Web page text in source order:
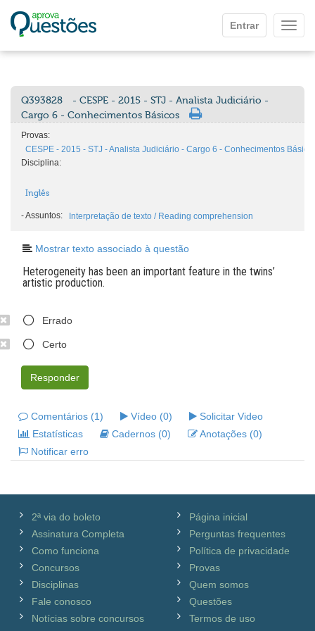
Entrar
Q393828
- CESPE - 2015 - STJ - Analista Judiciário -
Cargo 6 - Conhecimentos Básicos
Provas:
CESPE - 2015 - STJ - Analista Judiciário - Cargo 6 - Conhecimentos
Disciplina:
Inglês
-Assuntos: Interpretação de texto / Reading comprehension
Mostrar texto associado à questão
Heterogeneity has been an important feature in the twins’
artistic production.
Errado
Certo
Responder
Comentários (1) Vídeo (0)
Solicitar Video
Estatísticas
Cadernos (0)
Anotações (0)
Notificar erro
2ª via do boleto
Assinatura Completa
Como funciona
Concursos
Disciplinas
Fale conosco
Notícias sobre concursos
Página inicial
Perguntas frequentes
Política de privacidade
Provas
Quem somos
Questões
Termos de uso